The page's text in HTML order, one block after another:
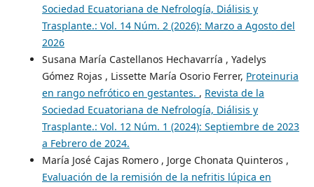
Sociedad Ecuatoriana de Nefrología, Diálisis y
Trasplante.: Vol. 14 Núm. 2 (2026): Marzo a Agosto del
2026
Susana María Castellanos Hechavarría , Yadelys
Gómez Rojas , Lissette María Osorio Ferrer, Proteinuria
en rango nefrótico en gestantes. , Revista de la
Sociedad Ecuatoriana de Nefrología, Diálisis y
Trasplante.: Vol. 12 Núm. 1 (2024): Septiembre de 2023
a Febrero de 2024.
María José Cajas Romero , Jorge Chonata Quinteros ,
Evaluación de la remisión de la nefritis lúpica en